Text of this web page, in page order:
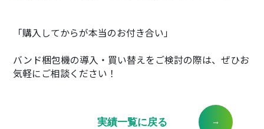
「購入してからが本当のお付き合い」
バンド梱包機の導入・買い替えをご検討の際は、ぜひお
気軽にご相談ください！
実績一覧に戻る